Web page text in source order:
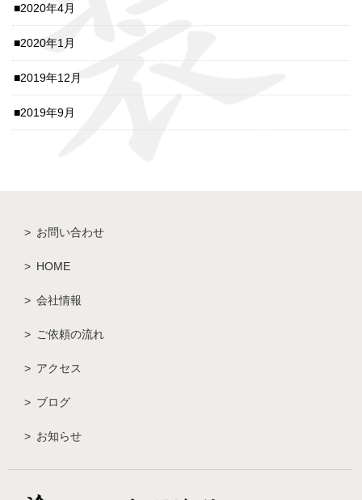
2020年4月
2020年1月
2019年12月
2019年9月
お問い合わせ
HOME
会社情報
ご依頼の流れ
アクセス
ブログ
お知らせ